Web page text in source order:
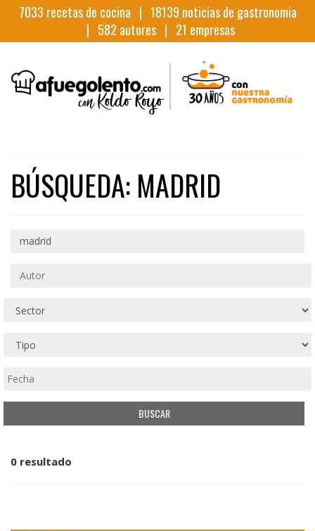
7033 recetas de cocina | 18139 noticias de gastronomia
| 582 autores | 21 empresas
BÚSQUEDA: MADRID
0 resultado